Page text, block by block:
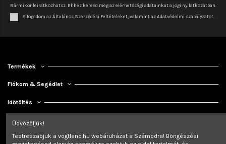
Bármikor leiratkozhatsz. Ehhez keresd meg az elérhetőségi adatainkat a jogi nyilatkozatban.
Elfogadom az Általános Szerződési Feltételeket, valamint az Adatvédelmi szabályzatot.
Termékek
Fiókom & Segédlet
Időtöltés
Kapcsolat
Üdvözöljük!
Testreszabjuk a vogtland.hu webáruházat a Számodra! Böngészési